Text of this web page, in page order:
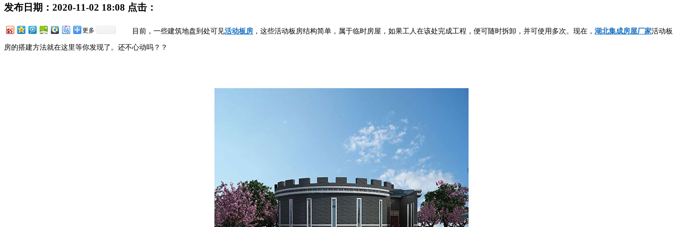
发布日期： 2020-11-02 18:08 点击：
更多 目前，一些建筑地盘到处可见活动板房 ，这些活动板房结构简单，属于临时房屋，如果工人在该处完成工程，便可随时拆卸，并可使用多次。现在， 湖北集成房屋厂家活动板
房的搭建方法就在这里等你发现了。还不心动吗？？